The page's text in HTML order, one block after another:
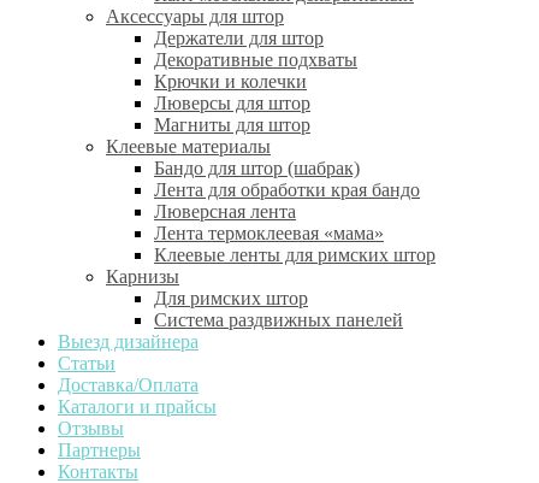
Аксессуары для штор
Держатели для штор
Декоративные подхваты
Крючки и колечки
Люверсы для штор
Магниты для штор
Клеевые материалы
Бандо для штор (шабрак)
Лента для обработки края бандо
Люверсная лента
Лента термоклеевая «мама»
Клеевые ленты для римских штор
Карнизы
Для римских штор
Система раздвижных панелей
Выезд дизайнера
Статьи
Доставка/Оплата
Каталоги и прайсы
Отзывы
Партнеры
Контакты